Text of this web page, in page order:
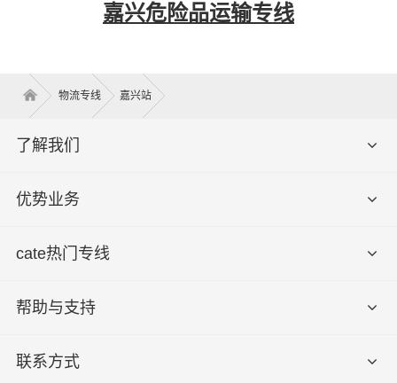
嘉兴危险品运输专线
物流专线 嘉兴站
了解我们
优势业务
cate热门专线
帮助与支持
联系方式